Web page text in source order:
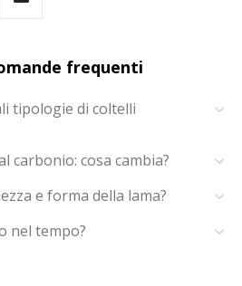
frequenti
tipologie di coltelli
carbonio: cosa cambia?
e forma della lama?
nel tempo?